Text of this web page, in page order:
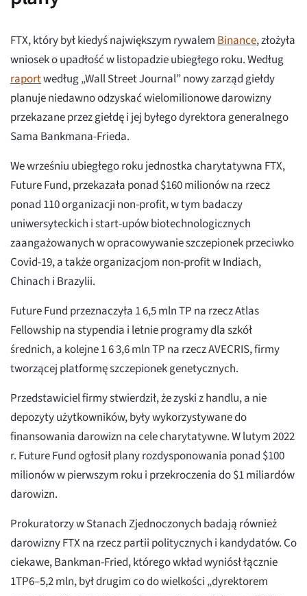
FTX, który był kiedyś największym rywalemBinance, złożyła
wniosek o upadłość w listopadzie ubiegłego roku. Według
raportwedług „Wall Street Journal” nowy zarząd giełdy
planuje niedawno odzyskać wielomilionowe darowizny
przekazane przez giełdę i jej byłego dyrektora generalnego
Sama Bankmana-Frieda.
We wrześniu ubiegłego roku jednostka charytatywna FTX,
Future Fund, przekazała ponad $160 milionów na rzecz
ponad 110 organizacji non-profit, w tym badaczy
uniwersyteckich i start-upów biotechnologicznych
zaangażowanych w opracowywanie szczepionek przeciwko
Covid-19, a także organizacjom non-profit w Indiach,
Chinach i Brazylii.
Future Fund przeznaczyła 1 6,5 mln TP na rzecz Atlas
Fellowship na stypendia i letnie programy dla szkół
średnich, a kolejne 1 6 3,6 mln TP na rzecz AVECRIS, firmy
tworzącej platformę szczepionek genetycznych.
Przedstawiciel firmy stwierdził, że zyski z handlu, a nie
depozyty użytkowników, były wykorzystywane do
finansowania darowizn na cele charytatywne. W lutym 2022
r. Future Fund ogłosił plany rozdysponowania ponad $100
milionów w pierwszym roku i przekroczenia do $1 miliardów
darowizn.
Prokuratorzy w Stanach Zjednoczonych badają również
darowizny FTX na rzecz partii politycznych i kandydatów. Co
ciekawe, Bankman-Fried, którego wkład wyniósł łącznie
1TP6–5,2 mln, był drugim co do wielkości „dyrektorem